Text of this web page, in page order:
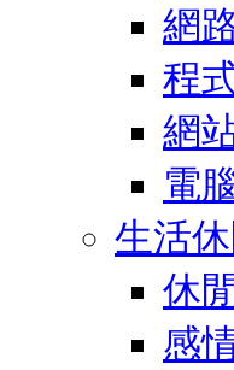
網
程
網
電
生活
休
感